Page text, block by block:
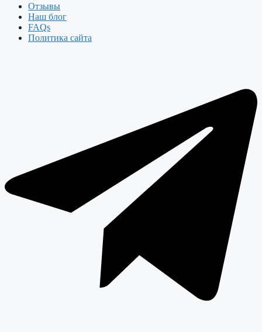
Отзывы
Наш блог
FAQs
Политика сайта